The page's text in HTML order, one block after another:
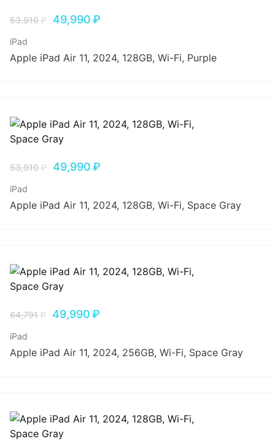
53,910₽ 49,990₽
iPad
Apple iPad Air 11, 2024, 128GB, Wi-Fi, Purple
53,910₽ 49,990₽
iPad
Apple iPad Air 11, 2024, 128GB, Wi-Fi, Space Gray
64,791₽ 49,990₽
iPad
Apple iPad Air 11, 2024, 256GB, Wi-Fi, Space Gray